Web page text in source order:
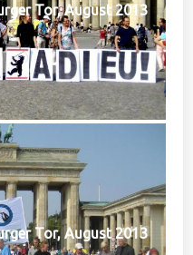
Tor, August 2013
Tor, August 2013